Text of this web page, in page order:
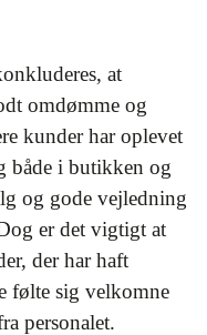
at
omdømme og
kunder har oplevet
både i butikken og
og gode vejledning
er det vigtigt at
der har haft
følte sig velkomne
personalet.